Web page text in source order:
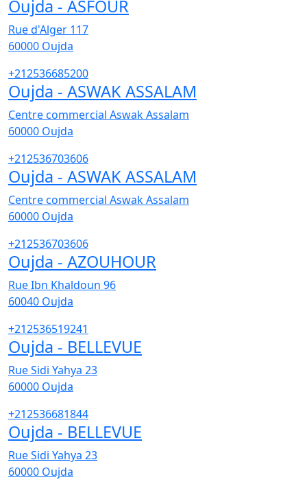
Oujda - ASFOUR
Rue d'Alger 117
60000 Oujda
+212536685200
Oujda - ASWAK ASSALAM
Centre commercial Aswak Assalam
60000 Oujda
+212536703606
Oujda - ASWAK ASSALAM
Centre commercial Aswak Assalam
60000 Oujda
+212536703606
Oujda - AZOUHOUR
Rue Ibn Khaldoun 96
60040 Oujda
+212536519241
Oujda - BELLEVUE
Rue Sidi Yahya 23
60000 Oujda
+212536681844
Oujda - BELLEVUE
Rue Sidi Yahya 23
60000 Oujda